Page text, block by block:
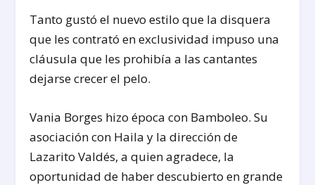
Tanto gustó el nuevo estilo que la disquera
que les contrató en exclusividad impuso una
cláusula que les prohibía a las cantantes
dejarse crecer el pelo.
Vania Borges hizo época con Bamboleo. Su
asociación con Haila y la dirección de
Lazarito Valdés, a quien agradece, la
oportunidad de haber descubierto en grande